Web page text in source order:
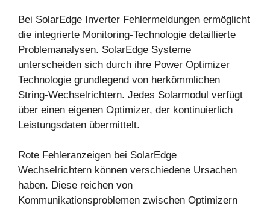
Bei SolarEdge Inverter Fehlermeldungen ermöglicht
die integrierte Monitoring-Technologie detaillierte
Problemanalysen. SolarEdge Systeme
unterscheiden sich durch ihre Power Optimizer
Technologie grundlegend von herkömmlichen
String-Wechselrichtern. Jedes Solarmodul verfügt
über einen eigenen Optimizer, der kontinuierlich
Leistungsdaten übermittelt.
Rote Fehleranzeigen bei SolarEdge
Wechselrichtern können verschiedene Ursachen
haben. Diese reichen von
Kommunikationsproblemen zwischen Optimizern